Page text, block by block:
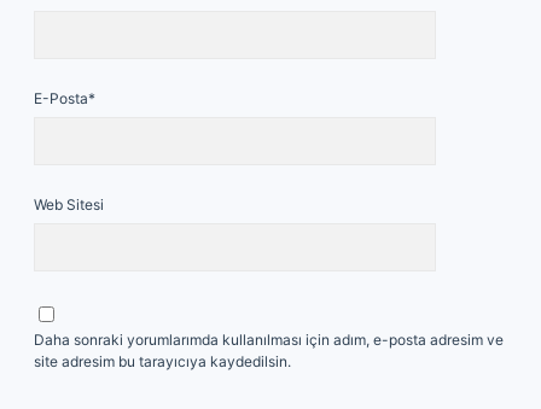
E-Posta*
Web Sitesi
Daha sonraki yorumlarımda kullanılması için adım, e-posta adresim ve
site adresim bu tarayıcıya kaydedilsin.